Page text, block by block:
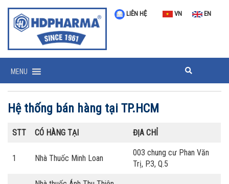
LIÊN HỆ VN EN
MENU
Hệ thống bán hàng tại TP.HCM
STT CÓ HÀNG TẠI ĐỊA CHỈ
1 Nhà Thuốc Minh Loan
003 chung cư Phan Văn
Trị, P.3, Q.5